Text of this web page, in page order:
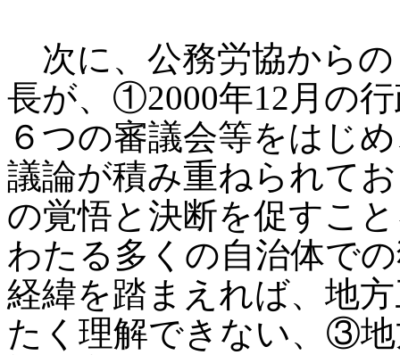
次に、公務労協から
長が、①2000年12月の
６つの審議会等をはじ
議論が積み重ねられて
の覚悟と決断を促すこ
わたる多くの自治体で
経緯を踏まえれば、地
たく理解できない、③